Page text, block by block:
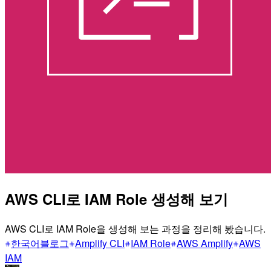
AWS CLI로 IAM Role 생성해 보기
AWS CLI로 IAM Role을 생성해 보는 과정을 정리해 봤습니다.
한국어블로그 Amplify CLI IAM Role AWS Amplify AWS
IAM